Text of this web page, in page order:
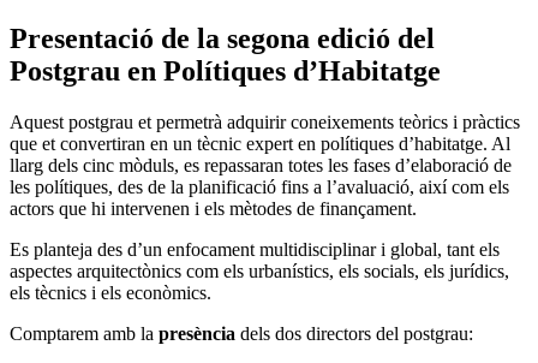
Presentació de la segona edició del
Postgrau en Polítiques d’Habitatge
Aquest postgrau et permetrà adquirir coneixements teòrics i pràctics
que et convertiran en un tècnic expert en polítiques d’habitatge. Al
llarg dels cinc mòduls, es repassaran totes les fases d’elaboració de
les polítiques, des de la planificació fins a l’avaluació, així com els
actors que hi intervenen i els mètodes de finançament.
Es planteja des d’un enfocament multidisciplinar i global, tant els
aspectes arquitectònics com els urbanístics, els socials, els jurídics,
els tècnics i els econòmics.
Comptarem amb la presència dels dos directors del postgrau: